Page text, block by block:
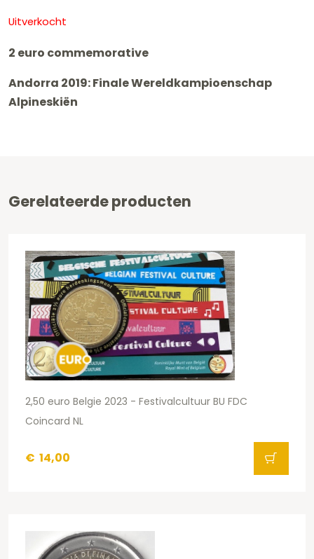
Uitverkocht
2 euro commemorative
Andorra 2019: Finale Wereldkampioenschap
Alpineskiën
Gerelateerde producten
2,50 euro Belgie 2023 - Festivalcultuur BU FDC
Coincard NL
€ 14,00